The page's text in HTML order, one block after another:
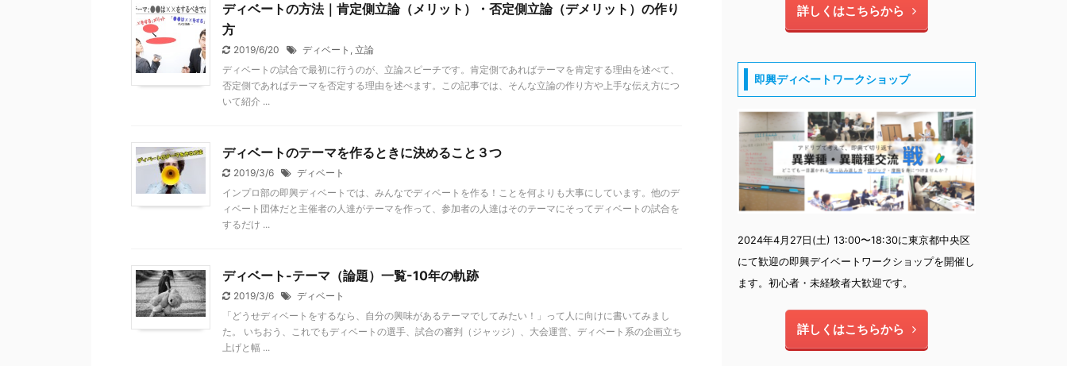
ディベートの方法｜肯定側立論（メリット）・否定側立論（デメリット）の作り
方
2019/6/20 ディベート , 立論
ディベートの試合で最初に行うのが、立論スピーチです。肯定側であればテーマを肯定する理由を述べて、
否定側であればテーマを否定する理由を述べます。この記事では、そんな立論の作り方や上手な伝え方につ
いて紹介 ...
ディベートのテーマを作るときに決めること３つ
2019/3/6
ディベート
インプロ部の即興ディベートでは、みんなでディベートを作る！ことを何よりも大事にしています。他のデ
ィベート団体だと主催者の人達がテーマを作って、参加者の人達はそのテーマにそってディベートの試合を
するだけ ...
ディベート-テーマ（論題）一覧-10年の軌跡
2019/3/6
ディベート
「どうせディベートをするなら、自分の興味があるテーマでしてみたい！」って人に向けに書いてみまし
た。 いちおう、これでもディベートの選手、試合の審判（ジャッジ）、大会運営、ディベート系の企画立ち
上げと幅 ...
詳しくはこちらから
即興ディベートワークショップ
2024年4月27日(土) 13:00〜18:30に東京都中央区
にて歓迎の即興デイベートワークショップを開催し
ます。初心者・未経験者大歓迎です。
詳しくはこちらから